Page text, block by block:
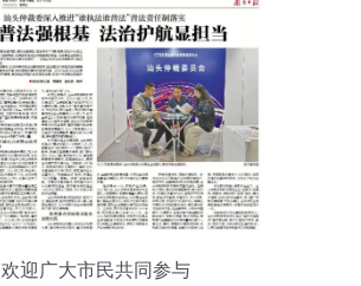
欢迎广大市民共同参与